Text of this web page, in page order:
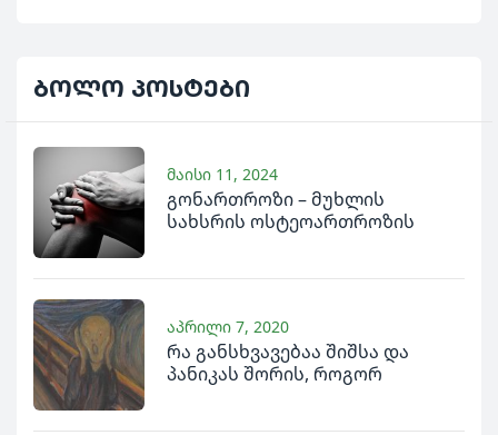
ბოლო პოსტები
გონართროზი – მუხლის
სახსრის ოსტეოართროზის
მაისი 11, 2024
რა განსხვავებაა შიშსა და
პანიკას შორის, როგორ
აპრილი 7, 2020